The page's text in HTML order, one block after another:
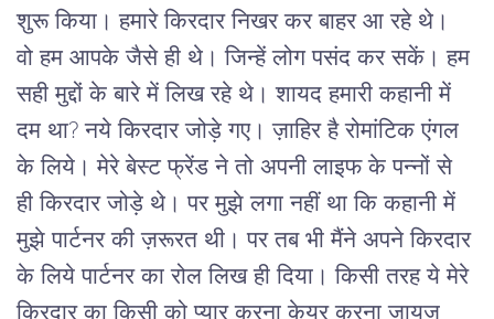
शुरू किया। हमारे किरदार निखर कर बाहर आ रहे थे।
वो हम आपके जैसे ही थे। जिन्हें लोग पसंद कर सकें। हम
सही मुद्दों के बारे में लिख रहे थे। शायद हमारी कहानी में
दम था? नये किरदार जोड़े गए। ज़ाहिर है रोमांटिक एंगल
के लिये। मेरे बेस्ट फ्रेंड ने तो अपनी लाइफ के पन्नों से
ही किरदार जोड़े थे। पर मुझे लगा नहीं था कि कहानी में
मुझे पार्टनर की ज़रूरत थी। पर तब भी मैंने अपने किरदार
के लिये पार्टनर का रोल लिख ही दिया। किसी तरह ये मेरे
किरदार का किसी को प्यार करना केयर करना जायज़